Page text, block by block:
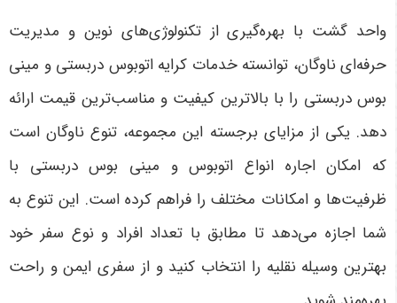
واحد گشت با بهره‌گیری از تکنولوژی‌های نوین و مدیریت
حرفه‌ای ناوگان، توانسته خدمات کرایه اتوبوس دربستی و مینی
بوس دربستی را با بالاترین کیفیت و مناسب‌ترین قیمت ارائه
دهد. یکی از مزایای برجسته این مجموعه، تنوع ناوگان است
که امکان اجاره انواع اتوبوس و مینی بوس دربستی با
ظرفیت‌ها و امکانات مختلف را فراهم کرده است. این تنوع به
شما اجازه می‌دهد تا مطابق با تعداد افراد و نوع سفر خود
بهترین وسیله نقلیه را انتخاب کنید و از سفری ایمن و راحت